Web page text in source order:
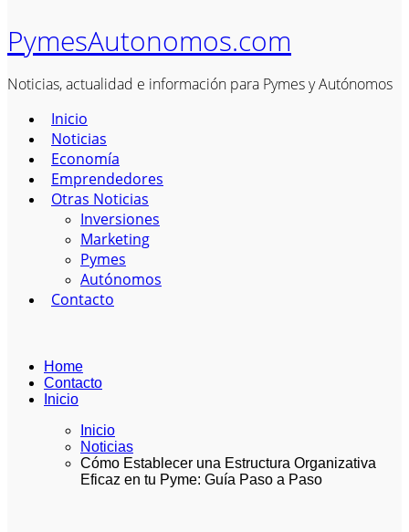
PymesAutonomos.com
Noticias, actualidad e información para Pymes y Autónomos
Inicio
Noticias
Economía
Emprendedores
Otras Noticias
Inversiones
Marketing
Pymes
Autónomos
Contacto
Home
Contacto
Inicio
Inicio
Noticias
Cómo Establecer una Estructura Organizativa
Eficaz en tu Pyme: Guía Paso a Paso